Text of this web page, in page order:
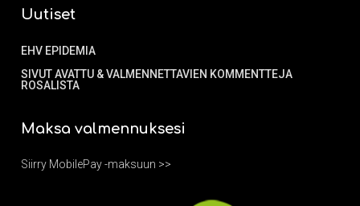
Uutiset
EHV EPIDEMIA
SIVUT AVATTU & VALMENNETTAVIEN KOMMENTTEJA
ROSALISTA
Maksa valmennuksesi
Siirry MobilePay -maksuun >>